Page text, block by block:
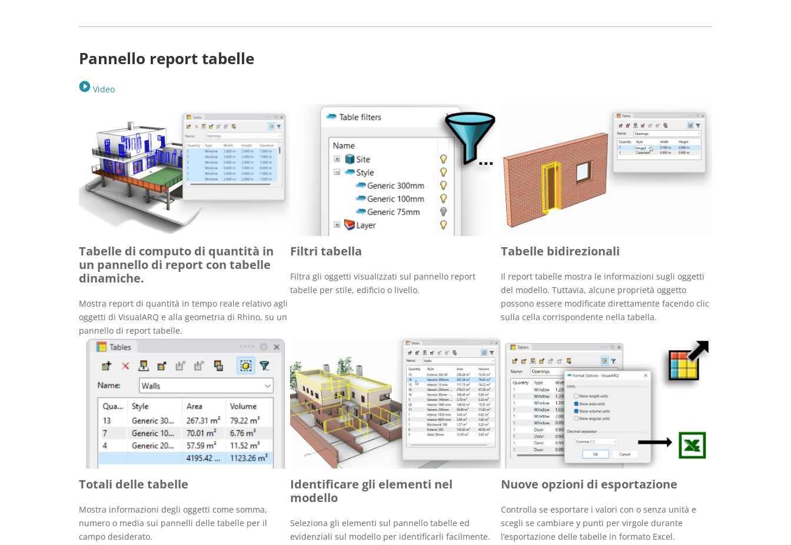
Pannello report tabelle
Video
Tabelle di computo di quantità in
un pannello di report con tabelle
dinamiche.
Mostra report di quantità in tempo reale relativo agli
oggetti di VisualARQ e alla geometria di Rhino, su un
pannello di report tabelle.
Filtri tabella
Filtra gli oggetti visualizzati sul pannello report
tabelle per stile, edificio o livello.
Tabelle bidirezionali
Il report tabelle mostra le informazioni sugli oggetti
del modello. Tuttavia, alcune proprietà oggetto
possono essere modificate direttamente facendo clic
sulla cella corrispondente nella tabella.
Totali delle tabelle
Mostra informazioni degli oggetti come somma,
numero o media sui pannelli delle tabelle per il
campo desiderato.
Identificare gli elementi nel
modello
Seleziona gli elementi sul pannello tabelle ed
evidenziali sul modello per identificarli facilmente.
Nuove opzioni di esportazione
Controlla se esportare i valori con o senza unità e
scegli se cambiare y punti per virgole durante
l’esportazione delle tabelle in formato Excel.